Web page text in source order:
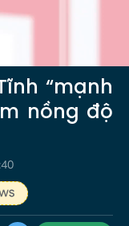
“mạnh
nồng độ